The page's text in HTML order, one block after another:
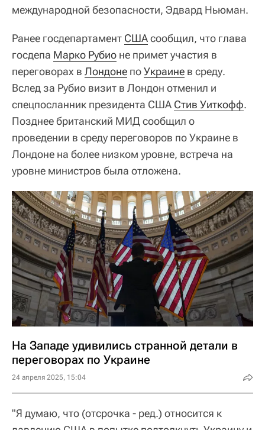
международной безопасности, Эдвард Ньюман.
Ранее госдепартамент СШАсообщил, что глава
госдепа Марко Рубио не примет участия в
переговорах в Лондоне поУкраине в среду.
Вслед за Рубио визит в Лондон отменил и
спецпосланник президента США Стив Уиткофф.
Позднее британский МИД сообщил о
проведении в среду переговоров по Украине в
Лондоне на более низком уровне, встреча на
уровне министров была отложена.
На Западе удивились странной детали в
переговорах по Украине
24 апреля 2025, 15:04
"Я думаю, что (отсрочка - ред.) относится к